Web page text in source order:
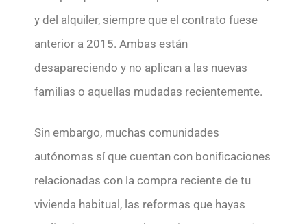
y del alquiler, siempre que el contrato fuese
anterior a 2015. Ambas están
desapareciendo y no aplican a las nuevas
familias o aquellas mudadas recientemente.
Sin embargo, muchas comunidades
autónomas sí que cuentan con bonificaciones
relacionadas con la compra reciente de tu
vivienda habitual, las reformas que hayas